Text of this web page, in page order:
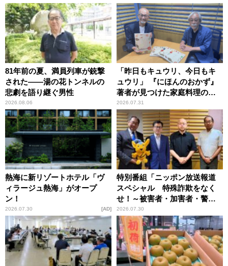
81年前の夏、満員列車が銃撃
された――湯の花トンネルの
悲劇を語り継ぐ男性
2026.08.06
「昨日もキュウリ、今日もキ
ュウリ」 『にほんのおかず』
著者が見つけた家庭料理の知
恵
2026.07.31
熱海に新リゾートホテル「ヴ
ィラージュ熱海」がオープ
ン！
2026.07.30 AD
特別番組「ニッポン放送報道
スペシャル 特殊詐欺をなく
せ！～被害者・加害者・警視
庁が語るトクリュウの実態
～」放送
2026.07.30